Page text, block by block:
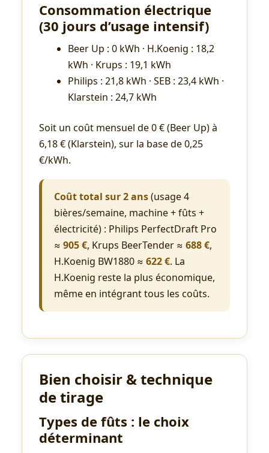
Consommation électrique
(30 jours d’usage intensif)
Beer Up : 0 kWh · H.Koenig : 18,2
kWh · Krups : 19,1 kWh
Philips : 21,8 kWh · SEB : 23,4 kWh ·
Klarstein : 24,7 kWh
Soit un coût mensuel de 0 € (Beer Up) à
6,18 € (Klarstein), sur la base de 0,25
€/kWh.
Coût total sur 2 ans(usage 4
bières/semaine, machine + fûts +
électricité) : Philips PerfectDraft Pro
≈ 905 €, Krups BeerTender ≈ 688 €,
H.Koenig BW1880 ≈ 622 €. La
H.Koenig reste la plus économique,
même en intégrant tous les coûts.
Bien choisir & technique
de tirage
Types de fûts : le choix
déterminant